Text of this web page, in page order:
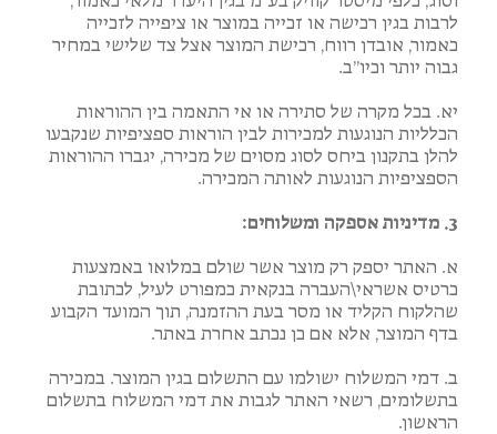
לרבות בגין רכישה או זכייה במוצר או ציפייה לזכייה
כאמור, אובדן רווח, רכישת המוצר אצל צד שלישי במחיר
גבוה יותר וכיו”ב.
יא. בכל מקרה של סתירה או אי התאמה בין ההוראות
הכלליות הנוגעות למכירות לבין הוראות ספציפיות שנקבעו
להלן בתקנון ביחס לסוג מסוים של מכירה, יגברו ההוראות
הספציפיות הנוגעות לאותה המכירה.
3. מדיניות אספקה ומשלוחים:
א. האתר יספק רק מוצר אשר שולם במלואו באמצעות
כרטיס אשראי\העברה בנקאית כמפורט לעיל, לכתובת
שהלקוח הקליד או מסר בעת ההזמנה, תוך המועד הקבוע
בדף המוצר, אלא אם כן נכתב אחרת באתר.
ב. דמי המשלוח ישולמו עם התשלום בגין המוצר. במכירה
בתשלומים, רשאי האתר לגבות את דמי המשלוח בתשלום
הראשון.